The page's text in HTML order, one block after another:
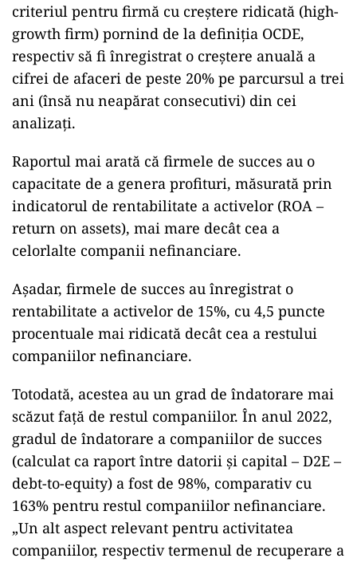
criteriul pentru firmă cu creștere ridicată (high-
growth firm) pornind de la definiția OCDE,
respectiv să fi înregistrat o creștere anuală a
cifrei de afaceri de peste 20% pe parcursul a trei
ani (însă nu neapărat consecutivi) din cei
analizați.
Raportul mai arată că firmele de succes au o
capacitate de a genera profituri, măsurată prin
indicatorul de rentabilitate a activelor (ROA –
return on assets), mai mare decât cea a
celorlalte companii nefinanciare.
Așadar, firmele de succes au înregistrat o
rentabilitate a activelor de 15%, cu 4,5 puncte
procentuale mai ridicată decât cea a restului
companiilor nefinanciare.
Totodată, acestea au un grad de îndatorare mai
scăzut față de restul companiilor. În anul 2022,
gradul de îndatorare a companiilor de succes
(calculat ca raport între datorii și capital – D2E –
debt-to-equity) a fost de 98%, comparativ cu
163% pentru restul companiilor nefinanciare.
„Un alt aspect relevant pentru activitatea
companiilor, respectiv termenul de recuperare a